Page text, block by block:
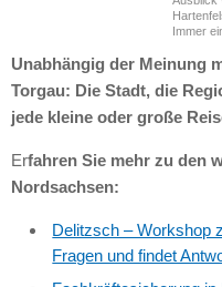
Immer
Unabhängig der Meinung
Torgau: Die Stadt, die
jede kleine oder große
Erfahren Sie mehr zu den
Nordsachsen:
Delitzsch – Workshop
Fragen und findet